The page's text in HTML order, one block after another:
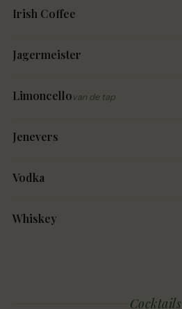
Irish Coffee
Jagermeister
Limoncellovan de tap
Jenevers
Vodka
Whiskey
Cocktails